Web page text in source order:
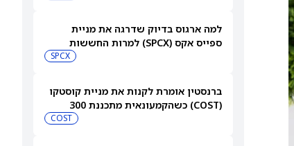
למה ארגוס בדיוק שדרגה את מניית
ספייס אקס (SPCX) למרות החששות
SPCX
ברנסטין אומרת לקנות את מניית קוסטקו
(COST) כשהקמעונאית מתכננת 300
COST